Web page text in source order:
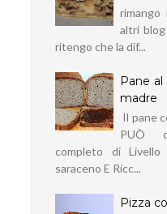
rimango
altri
ritengo che la dif...
Pane
madre
Il pane
PUÒ
completo di
saraceno E Ricc...
Pizza